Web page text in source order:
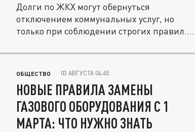
Долги по ЖКХ могут обернуться
отключением коммунальных услуг, но
только при соблюдении строгих правил....
ОБЩЕСТВО 03 АВГУСТА 04:45
НОВЫЕ ПРАВИЛА ЗАМЕНЫ
ГАЗОВОГО ОБОРУДОВАНИЯ С 1
МАРТА: ЧТО НУЖНО ЗНАТЬ